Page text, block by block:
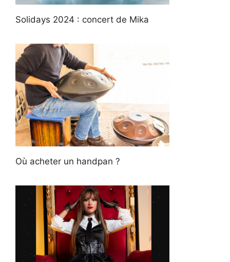
Solidays 2024 : concert de Mika
Où acheter un handpan ?